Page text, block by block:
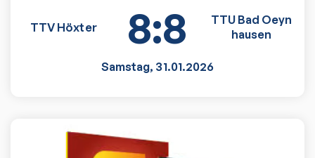
TTV Höxter 8:8
TTU Bad Oeyn
hausen
Samstag, 31.01.2026